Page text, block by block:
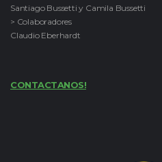
Santiago Bussetti y Camila Bussetti
> Colaboradores
Claudio Eberhardt
CONTACTANOS!